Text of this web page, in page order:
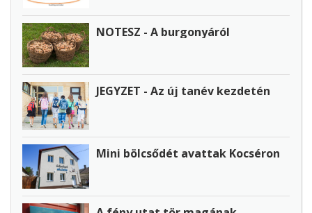
NOTESZ - A burgonyáról
JEGYZET - Az új tanév kezdetén
Mini bölcsődét avattak Kocséron